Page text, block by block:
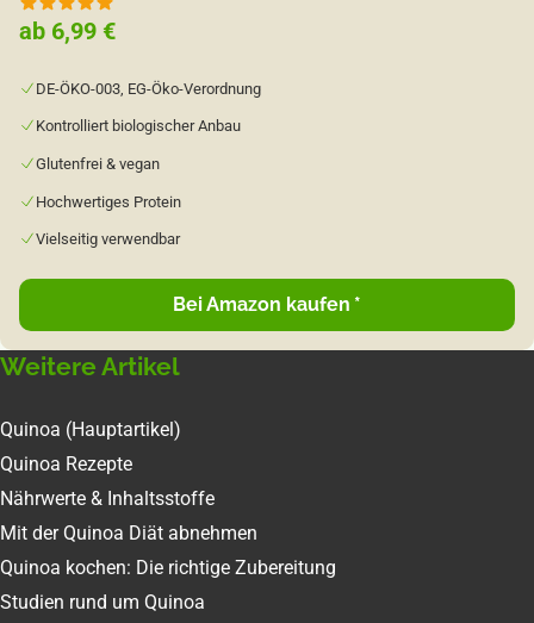
ab 6,99 €
DE-ÖKO-003, EG-Öko-Verordnung
Kontrolliert biologischer Anbau
Glutenfrei & vegan
Hochwertiges Protein
Vielseitig verwendbar
Bei Amazon kaufen *
Weitere Artikel
Quinoa (Hauptartikel)
Quinoa Rezepte
Nährwerte & Inhaltsstoffe
Mit der Quinoa Diät abnehmen
Quinoa kochen: Die richtige Zubereitung
Studien rund um Quinoa